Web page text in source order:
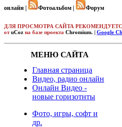
онлайн |
Фотоальбом | Форум
ДЛЯ ПРОСМОТРА САЙТА
отuCoz на базе проекта Chromium. | Google
МЕНЮ САЙТА
Главная страница
Видео, радио онлайн
Онлайн Видео -
новые горизотнты
Фото, игры, софт и
др.